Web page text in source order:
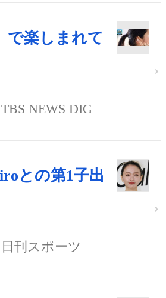
で楽しまれて
TBS NEWS DIG
との第1子出
日刊スポーツ